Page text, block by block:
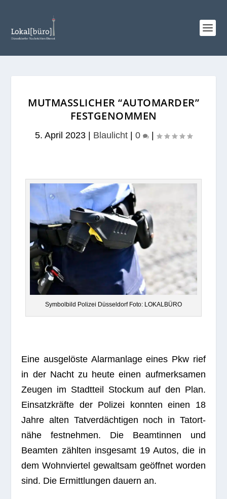
MUTMASSLICHER “AUTOMARDER” F
ESTGENOMMEN
5. April 2023 Blaulicht 0
Sym­bol­bild Poli­zei Düs­sel­dorf Foto: LOKALBÜRO
Eine aus­ge­löste Alarm­an­lage eines Pkw rief
in der Nacht zu heute einen auf­merk­sa­men
Zeu­gen im Stadt­teil Sto­ckum auf den Plan.
Ein­satz­kräfte der Poli­zei konn­ten einen 18
Jahre alten Tat­ver­däch­ti­gen noch in Tat­ort­
nähe fest­neh­men. Die Beam­tin­nen und
Beam­ten zähl­ten ins­ge­samt 19 Autos, die in
dem Wohn­vier­tel gewalt­sam geöff­net wor­den
sind. Die Ermitt­lun­gen dau­ern an.